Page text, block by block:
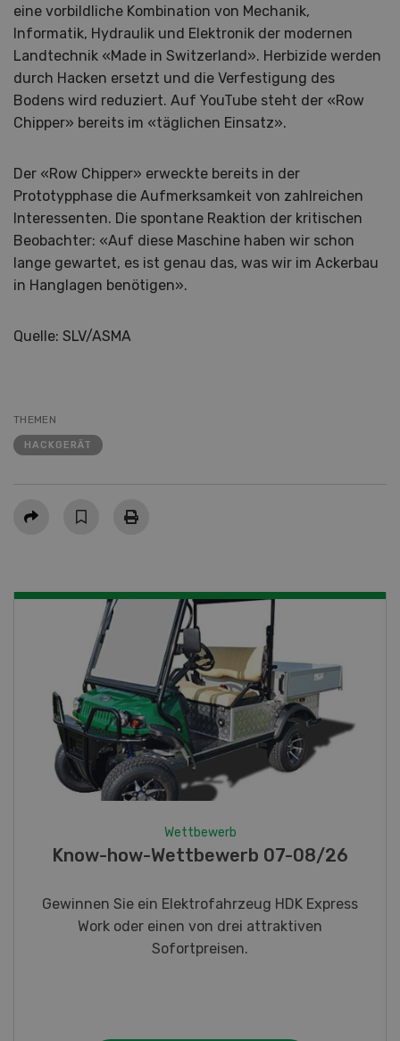
eine vorbildliche Kombination von Mechanik,
Informatik, Hydraulik und Elektronik der modernen
Landtechnik «Made in Switzerland». Herbizide werden
durch Hacken ersetzt und die Verfestigung des
Bodens wird reduziert. Auf YouTube steht der «Row
Chipper» bereits im «täglichen Einsatz».
Der «Row Chipper» erweckte bereits in der
Prototypphase die Aufmerksamkeit von zahlreichen
Interessenten. Die spontane Reaktion der kritischen
Beobachter: «Auf diese Maschine haben wir schon
lange gewartet, es ist genau das, was wir im Ackerbau
in Hanglagen benötigen».
Quelle: SLV/ASMA
THEMEN
HACKGERÄT
Teilen
Fotorätsel 07-08/26
Gewinnen Sie eines von fünf LANDI
Taschenmessern